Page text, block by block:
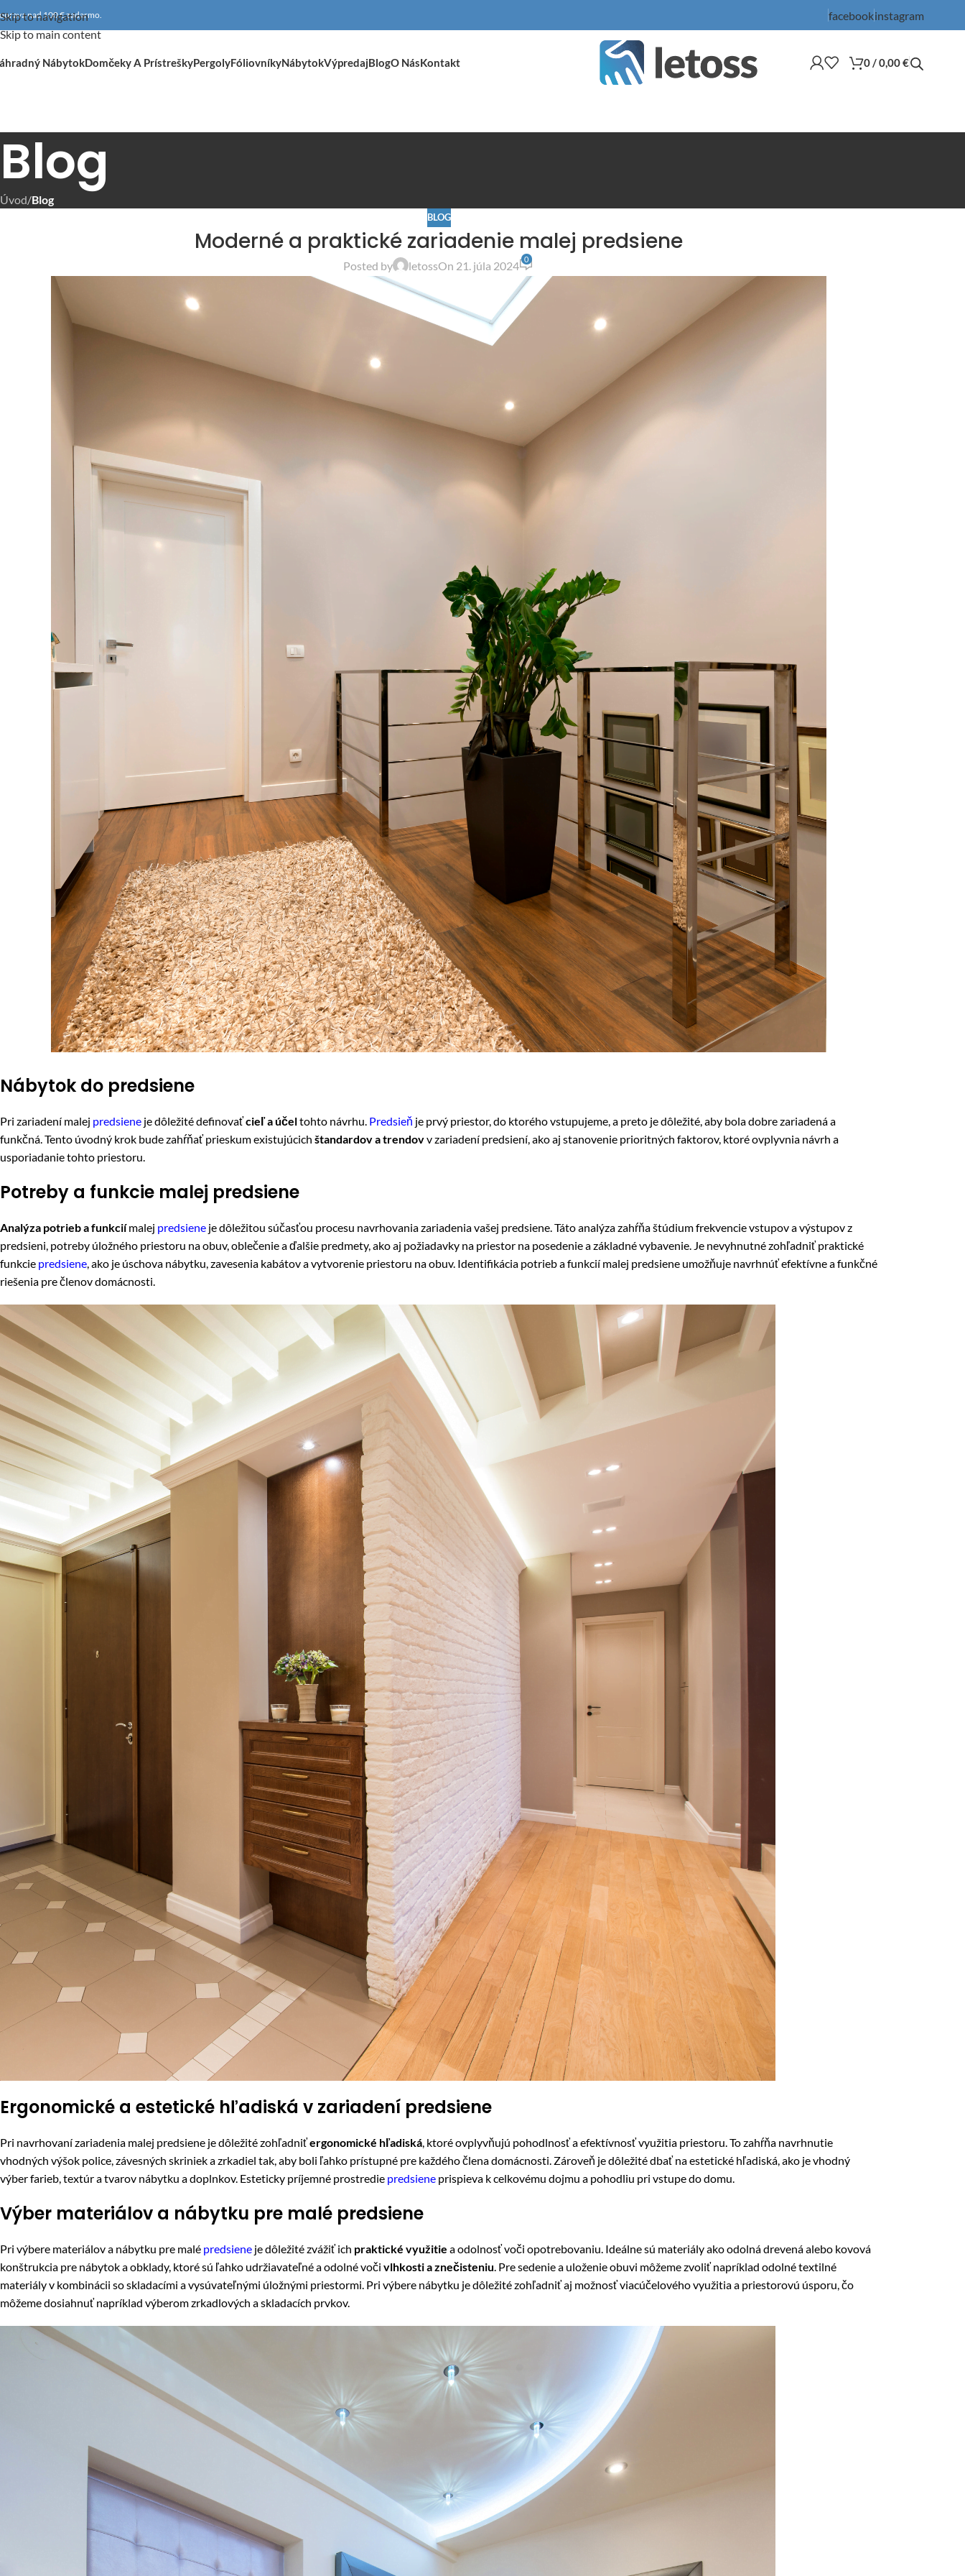
Skip to navigation
Skip to main content
nad 100 € zadarmo. facebookinstagram
NábytokDomčeky A PrístreškyPergolyFóliovníkyNábytokVýpredajBlogO NásKontakt 0 /0,00€
Blog
Úvod/Blog
BLOG
Moderné a praktické zariadenie malej predsiene
Posted by letossOn 21. júla 2024 0
Nábytok do predsiene
Pri zariadení malej predsiene je dôležité definovaťcieľ a účeltohto návrhu. Predsieň je prvý priestor, do ktorého vstupujeme, a preto je dôležité, aby bola dobre zariadená a
funkčná. Tento úvodný krok bude zahŕňať prieskum existujúcich štandardov a trendovv zariadení predsiení, ako aj stanovenie prioritných faktorov, ktoré ovplyvnia návrh a
usporiadanie tohto priestoru.
Potreby a funkcie malej predsiene
Analýza potrieb a funkciímalej predsiene je dôležitou súčasťou procesu navrhovania zariadenia vašej predsiene. Táto analýza zahŕňa štúdium frekvencie vstupov a výstupov z
predsieni, potreby úložného priestoru na obuv, oblečenie a ďalšie predmety, ako aj požiadavky na priestor na posedenie a základné vybavenie. Je nevyhnutné zohľadniť praktické
funkcie predsiene , ako je úschova nábytku, zavesenia kabátov a vytvorenie priestoru na obuv. Identifikácia potrieb a funkcií malej predsiene umožňuje navrhnúť efektívne a funkčné
riešenia pre členov domácnosti.
Ergonomické a estetické hľadiská v zariadení predsiene
Pri navrhovaní zariadenia malej predsiene je dôležité zohľadniťergonomické hľadiská , ktoré ovplyvňujú pohodlnosť a efektívnosť využitia priestoru. To zahŕňa navrhnutie
vhodných výšok police, závesných skriniek a zrkadiel tak, aby boli ľahko prístupné pre každého člena domácnosti. Zároveň je dôležité dbať na estetické hľadiská, ako je vhodný
výber farieb, textúr a tvarov nábytku a doplnkov. Esteticky príjemné prostredie predsiene prispieva k celkovému dojmu a pohodliu pri vstupe do domu.
Výber materiálov a nábytku pre malé predsiene
Pri výbere materiálov a nábytku pre malé predsiene je dôležité zvážiť ich praktické využitie a odolnosť voči opotrebovaniu. Ideálne sú materiály ako odolná drevená alebo kovová
konštrukcia pre nábytok a obklady, ktoré sú ľahko udržiavateľné a odolné voči vlhkosti a znečisteniu . Pre sedenie a uloženie obuvi môžeme zvoliť napríklad odolné textilné
materiály v kombinácii so skladacími a vysúvateľnými úložnými priestormi. Pri výbere nábytku je dôležité zohľadniť aj možnosť viacúčelového využitia a priestorovú úsporu, čo
môžeme dosiahnuť napríklad výberom zrkadlových a skladacích prvkov.